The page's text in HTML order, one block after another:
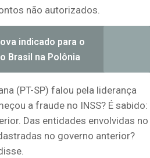
não autorizados.
indicado para o
Brasil na Polônia
(PT-SP) falou pela liderança
a fraude no INSS? É sabido:
Das entidades envolvidas no
no governo anterior?